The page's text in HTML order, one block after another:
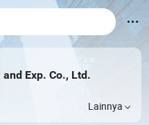
Exp. Co., Ltd.
Lainnya